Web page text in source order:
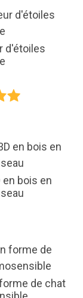
d'étoiles
en bois en
de chat